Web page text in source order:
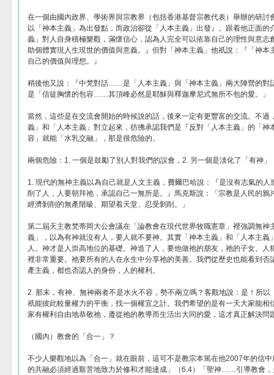
在一個由國內政界、學術界與宗教界（包括香港基督宗教代表）舉辦的研討
以「神本主義」為出發點，而政治卻從「人本主義」出發』。跟着他正面的
義」對人自身積極樂觀，滿懷信心，認為人完全可以依靠自己的理性與意志
助個體實現人生現世的價值與意義。』但對「神本主義」他祇說：『「神本
自己的價值與理想。』
稍後他又說：『中梵對話……是「人本主義」與「神本主義」兩大陣營的對
是「信徒胸懷的包容……其頂峰必然是耶穌與釋迦摩尼式無所不包的愛。」
當然，這些是在交流會開始的時候說的話，後來一定有更豐富的交流。不過
義」和「人本主義」對立起來，彷彿承認我們是『反對「人本主義」的「神
容」就能「水乳交融」，那是很危險的。
兩個危險：1. 一個是鼓勵了別人對我們的誤會，2. 另一個是淡化了「有神」
1. 現代的無神主義以為自己就是人文主義，費爾巴哈說：『是沒有志氣的
削了人，人要朝拜祂，承認自己一無所是。』馬克斯說：「宗教是人民的鴉
經濟剝削的無產階級、期望着天堂、忍受剝削。」
第二屆天主教梵蒂岡大公會議在「論教會在現代世界牧職憲章」裡強調無神
義」，以為有神就沒有人，要人就不要神。其實「神本主義」和「人本主義
人。神才是人崇高地位的基礎。神造了人，要他做祂的朋友，祂的子女。人
裡非常重要。祂要所有的人在永生中分享祂的美善。我們從歷史也能看到否
產主義，都也否認人的身份，人的權利。
2. 那末，有神、無神兩者不是水火不容，勢不兩立嗎？客觀地說：是！所
祇能彼此較量權力的平衡，找一個權宜之計。我們希望的是有一天大家能相
家有權利自由地恭敬祂，遵從祂的教導而生活出大同的愛，這才真正解決問
（國內）教會的「合一」？
不少人樂觀地以為「合一」就在眼前，這可不是教宗本篤在他2007年的信
的共融必須經過艱苦地致力於修和才能達成」（6.4）「聖神……引導教會